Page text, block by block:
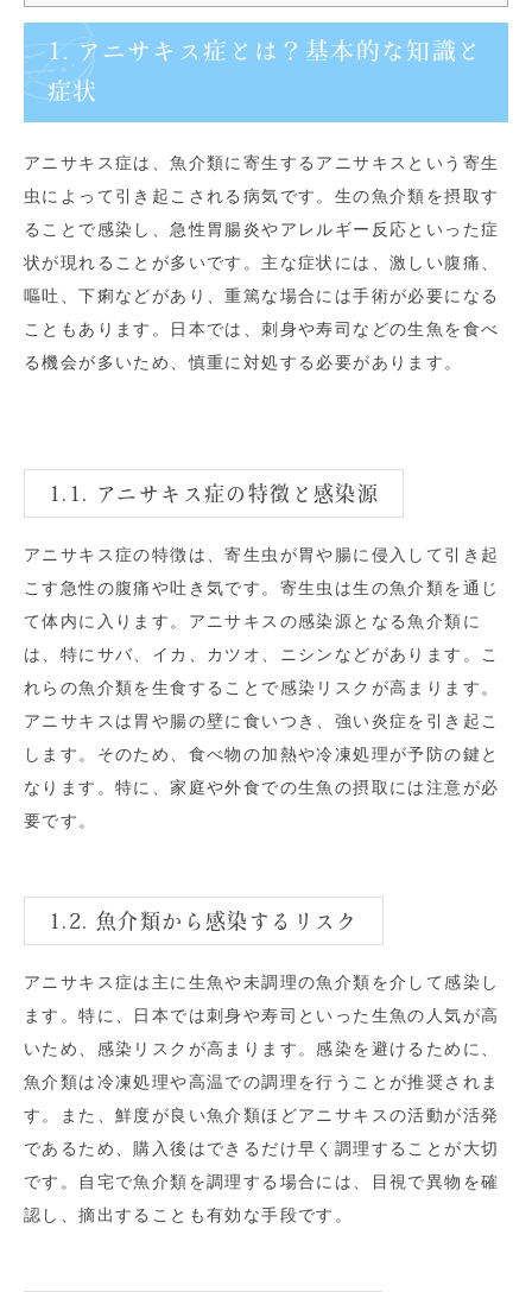
1. アニサキス症とは？基本的な知識と
症状
アニサキス症は、魚介類に寄生するアニサキスという寄生
虫によって引き起こされる病気です。生の魚介類を摂取す
ることで感染し、急性胃腸炎やアレルギー反応といった症
状が現れることが多いです。主な症状には、激しい腹痛、
嘔吐、下痢などがあり、重篤な場合には手術が必要になる
こともあります。日本では、刺身や寿司などの生魚を食べ
る機会が多いため、慎重に対処する必要があります。
1.1. アニサキス症の特徴と感染源
アニサキス症の特徴は、寄生虫が胃や腸に侵入して引き起
こす急性の腹痛や吐き気です。寄生虫は生の魚介類を通じ
て体内に入ります。アニサキスの感染源となる魚介類に
は、特にサバ、イカ、カツオ、ニシンなどがあります。こ
れらの魚介類を生食することで感染リスクが高まります。
アニサキスは胃や腸の壁に食いつき、強い炎症を引き起こ
します。そのため、食べ物の加熱や冷凍処理が予防の鍵と
なります。特に、家庭や外食での生魚の摂取には注意が必
要です。
1.2. 魚介類から感染するリスク
アニサキス症は主に生魚や未調理の魚介類を介して感染し
ます。特に、日本では刺身や寿司といった生魚の人気が高
いため、感染リスクが高まります。感染を避けるために、
魚介類は冷凍処理や高温での調理を行うことが推奨されま
す。また、鮮度が良い魚介類ほどアニサキスの活動が活発
であるため、購入後はできるだけ早く調理することが大切
です。自宅で魚介類を調理する場合には、目視で異物を確
認し、摘出することも有効な手段です。